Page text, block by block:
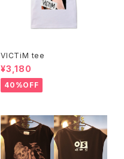
VICTiM tee
¥3,180
40%OFF